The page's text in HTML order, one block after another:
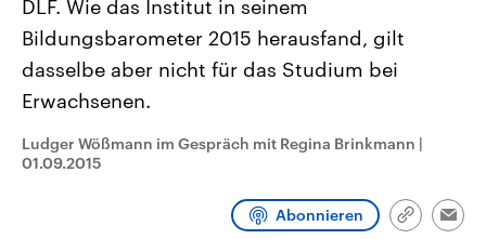
Landtag. Seit 2021 wird das
Bundesland von einer Koalition aus
CDU, SPD und FDP regiert.-
Umfragen, Prognosen,
Wahlprogramme, aktuelle Berichte
und Hintergründe zu den Parteien
Wahl.
den mächtigsten Ländern
mit großem Einfluss auf
aktuelle Weltgeschehen.
Sendungen
Audio-Archiv
DLF. Wie das Institut in seinem
Bildungsbarometer 2015 herausfand, gilt
dasselbe aber nicht für das Studium bei
Erwachsenen.
Ludger Wößmann im Gespräch mit Regina Brinkmann |
01.09.2015
Abonnieren
Link